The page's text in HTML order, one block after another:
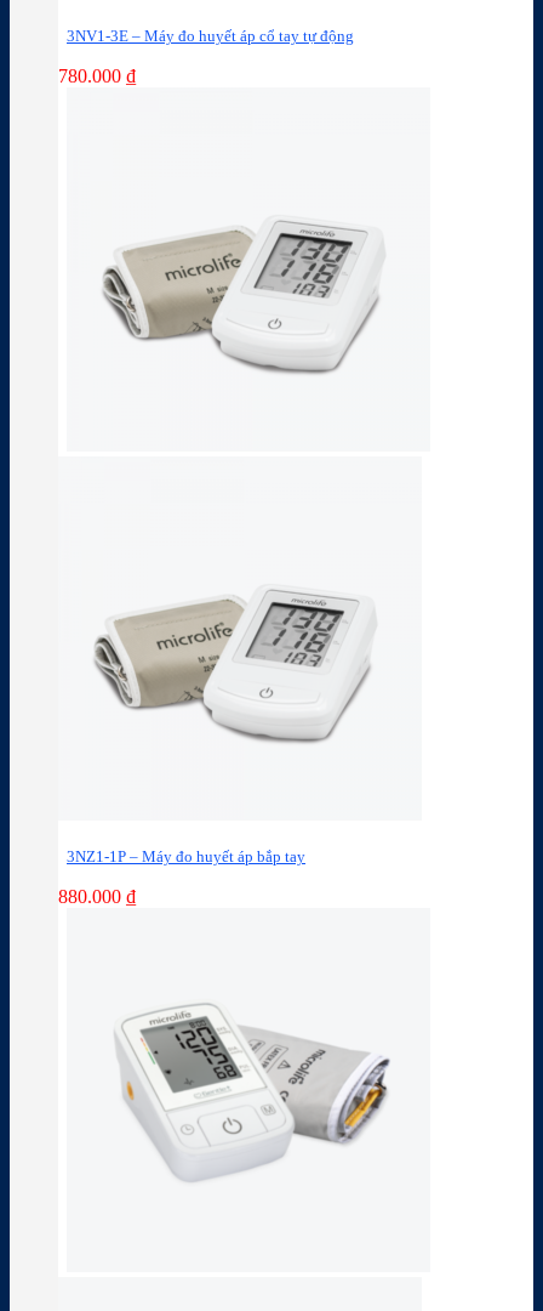
3NV1-3E – Máy đo huyết áp cổ tay tự động
780.000 ₫
3NZ1-1P – Máy đo huyết áp bắp tay
880.000 ₫